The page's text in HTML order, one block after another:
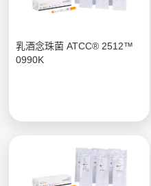
乳酒念珠菌 ATCC® 2512™
0990K